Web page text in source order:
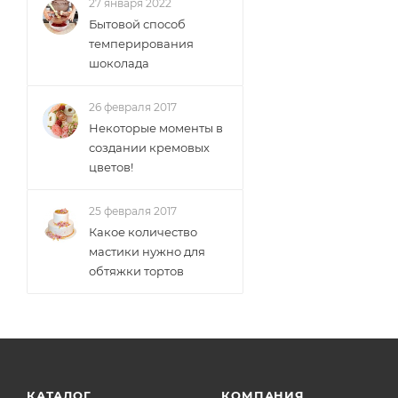
27 января 2022
Бытовой способ
темперирования
шоколада
26 февраля 2017
Некоторые моменты в
создании кремовых
цветов!
25 февраля 2017
Какое количество
мастики нужно для
обтяжки тортов